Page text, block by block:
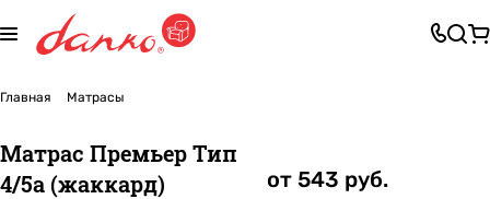
Главная Матрасы
Матрас Премьер Тип
4/5а (жаккард)
от 543 руб.